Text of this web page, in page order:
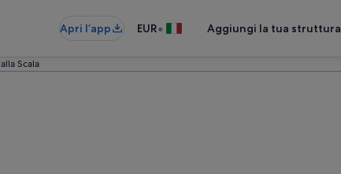
Apri l’app EUR• Aggiungi la tua struttura
Scala